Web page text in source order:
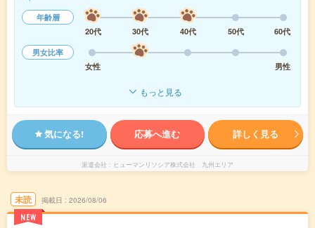
年齢層
20代
30代 40代 50代
60代
男女比率
女性
男性
もっと見る
気になる! 応募へ進む 詳しく見る
派遣会社 ヒューマンリソシア株式会社 九州エリア
未読
NEW
掲載日 2026/08/06